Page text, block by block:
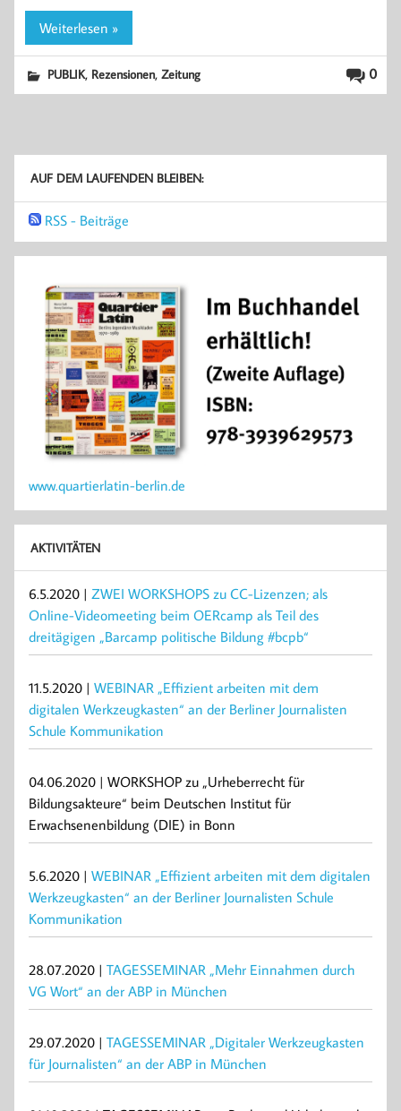
Weiterlesen »
0
PUBLIK, Rezensionen,Zeitung
AUF DEM LAUFENDEN BLEIBEN:
RSS - Beiträge
www.quartierlatin-berlin.de
AKTIVITÄTEN
6.5.2020 | ZWEI WORKSHOPS zu CC-Lizenzen; als
Online-Videomeeting beim OERcamp als Teil des
dreitägigen „Barcamp politische Bildung #bcpb“
11.5.2020 | WEBINAR „Effizient arbeiten mit dem
digitalen Werkzeugkasten“ an der Berliner Journalisten
Schule Kommunikation
04.06.2020 | WORKSHOP zu „Urheberrecht für
Bildungsakteure“ beim Deutschen Institut für
Erwachsenenbildung (DIE) in Bonn
5.6.2020 | WEBINAR „Effizient arbeiten mit dem digitalen
Werkzeugkasten“ an der Berliner Journalisten Schule
Kommunikation
28.07.2020 | TAGESSEMINAR „Mehr Einnahmen durch
VG Wort“ an der ABP in München
29.07.2020 | TAGESSEMINAR „Digitaler Werkzeugkasten
für Journalisten“ an der ABP in München